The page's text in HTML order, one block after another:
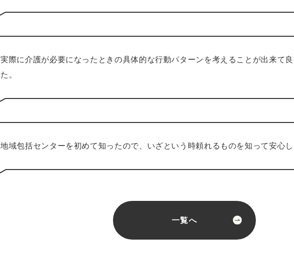
実際に介護が必要になったときの具体的な行動パターンを考えることが出来て
た。
地域包括センターを初めて知ったので、いざという時頼れるものを知って安心
一覧へ